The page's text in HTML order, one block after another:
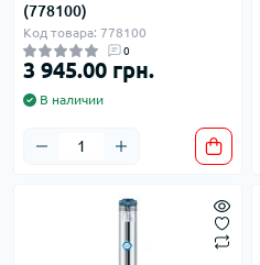
(778100)
Код товара: 778100
0
3 945.00 грн.
В наличии